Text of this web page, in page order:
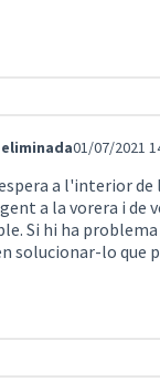
01/07/2021
a l'interior de
a la vorera i de
Si hi ha
solucionar-lo que